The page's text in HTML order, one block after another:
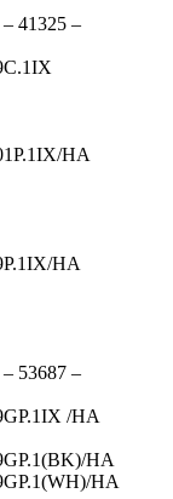
41325 –
HA
HA
53687 –
/HA
HA
HA